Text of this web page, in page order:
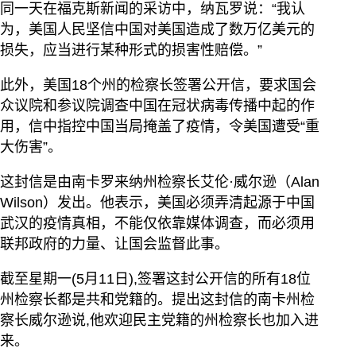
同一天在福克斯新闻的采访中，纳瓦罗说：“我认
为，美国人民坚信中国对美国造成了数万亿美元的
损失，应当进行某种形式的损害性赔偿。”
此外，美国18个州的检察长签署公开信，要求国会
众议院和参议院调查中国在冠状病毒传播中起的作
用，信中指控中国当局掩盖了疫情，令美国遭受“重
大伤害”。
这封信是由南卡罗来纳州检察长艾伦·威尔逊（Alan
Wilson）发出。他表示，美国必须弄清起源于中国
武汉的疫情真相，不能仅依靠媒体调查，而必须用
联邦政府的力量、让国会监督此事。
截至星期一(5月11日),签署这封公开信的所有18位
州检察长都是共和党籍的。提出这封信的南卡州检
察长威尔逊说,他欢迎民主党籍的州检察长也加入进
来。